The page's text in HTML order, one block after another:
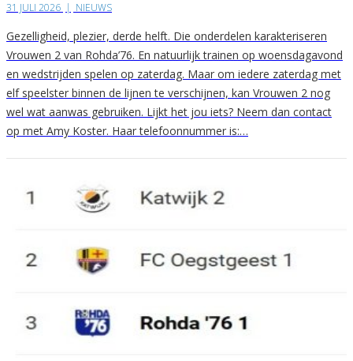
31 JULI 2026 | NIEUWS
Gezelligheid, plezier, derde helft. Die onderdelen karakteriseren
Vrouwen 2 van Rohda’76. En natuurlijk trainen op woensdagavond
en wedstrijden spelen op zaterdag. Maar om iedere zaterdag met
elf speelster binnen de lijnen te verschijnen, kan Vrouwen 2 nog
wel wat aanwas gebruiken. Lijkt het jou iets? Neem dan contact
op met Amy Koster. Haar telefoonnummer is:…